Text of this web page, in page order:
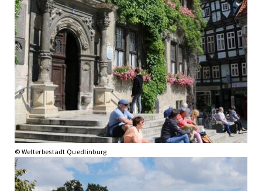
© Welterbestadt Quedlinburg